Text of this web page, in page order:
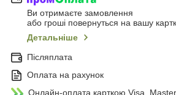
Ви отримаєте замовлення
або гроші повернуться на вашу
Детальніше
Післяплата
Оплата на рахунок
Онлайн-оплата карткою Visa,